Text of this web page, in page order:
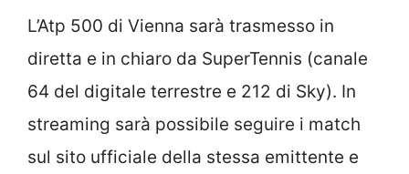
L’Atp 500 di Vienna sarà trasmesso in
diretta e in chiaro da SuperTennis (canale
64 del digitale terrestre e 212 di Sky). In
streaming sarà possibile seguire i match
sul sito ufficiale della stessa emittente e